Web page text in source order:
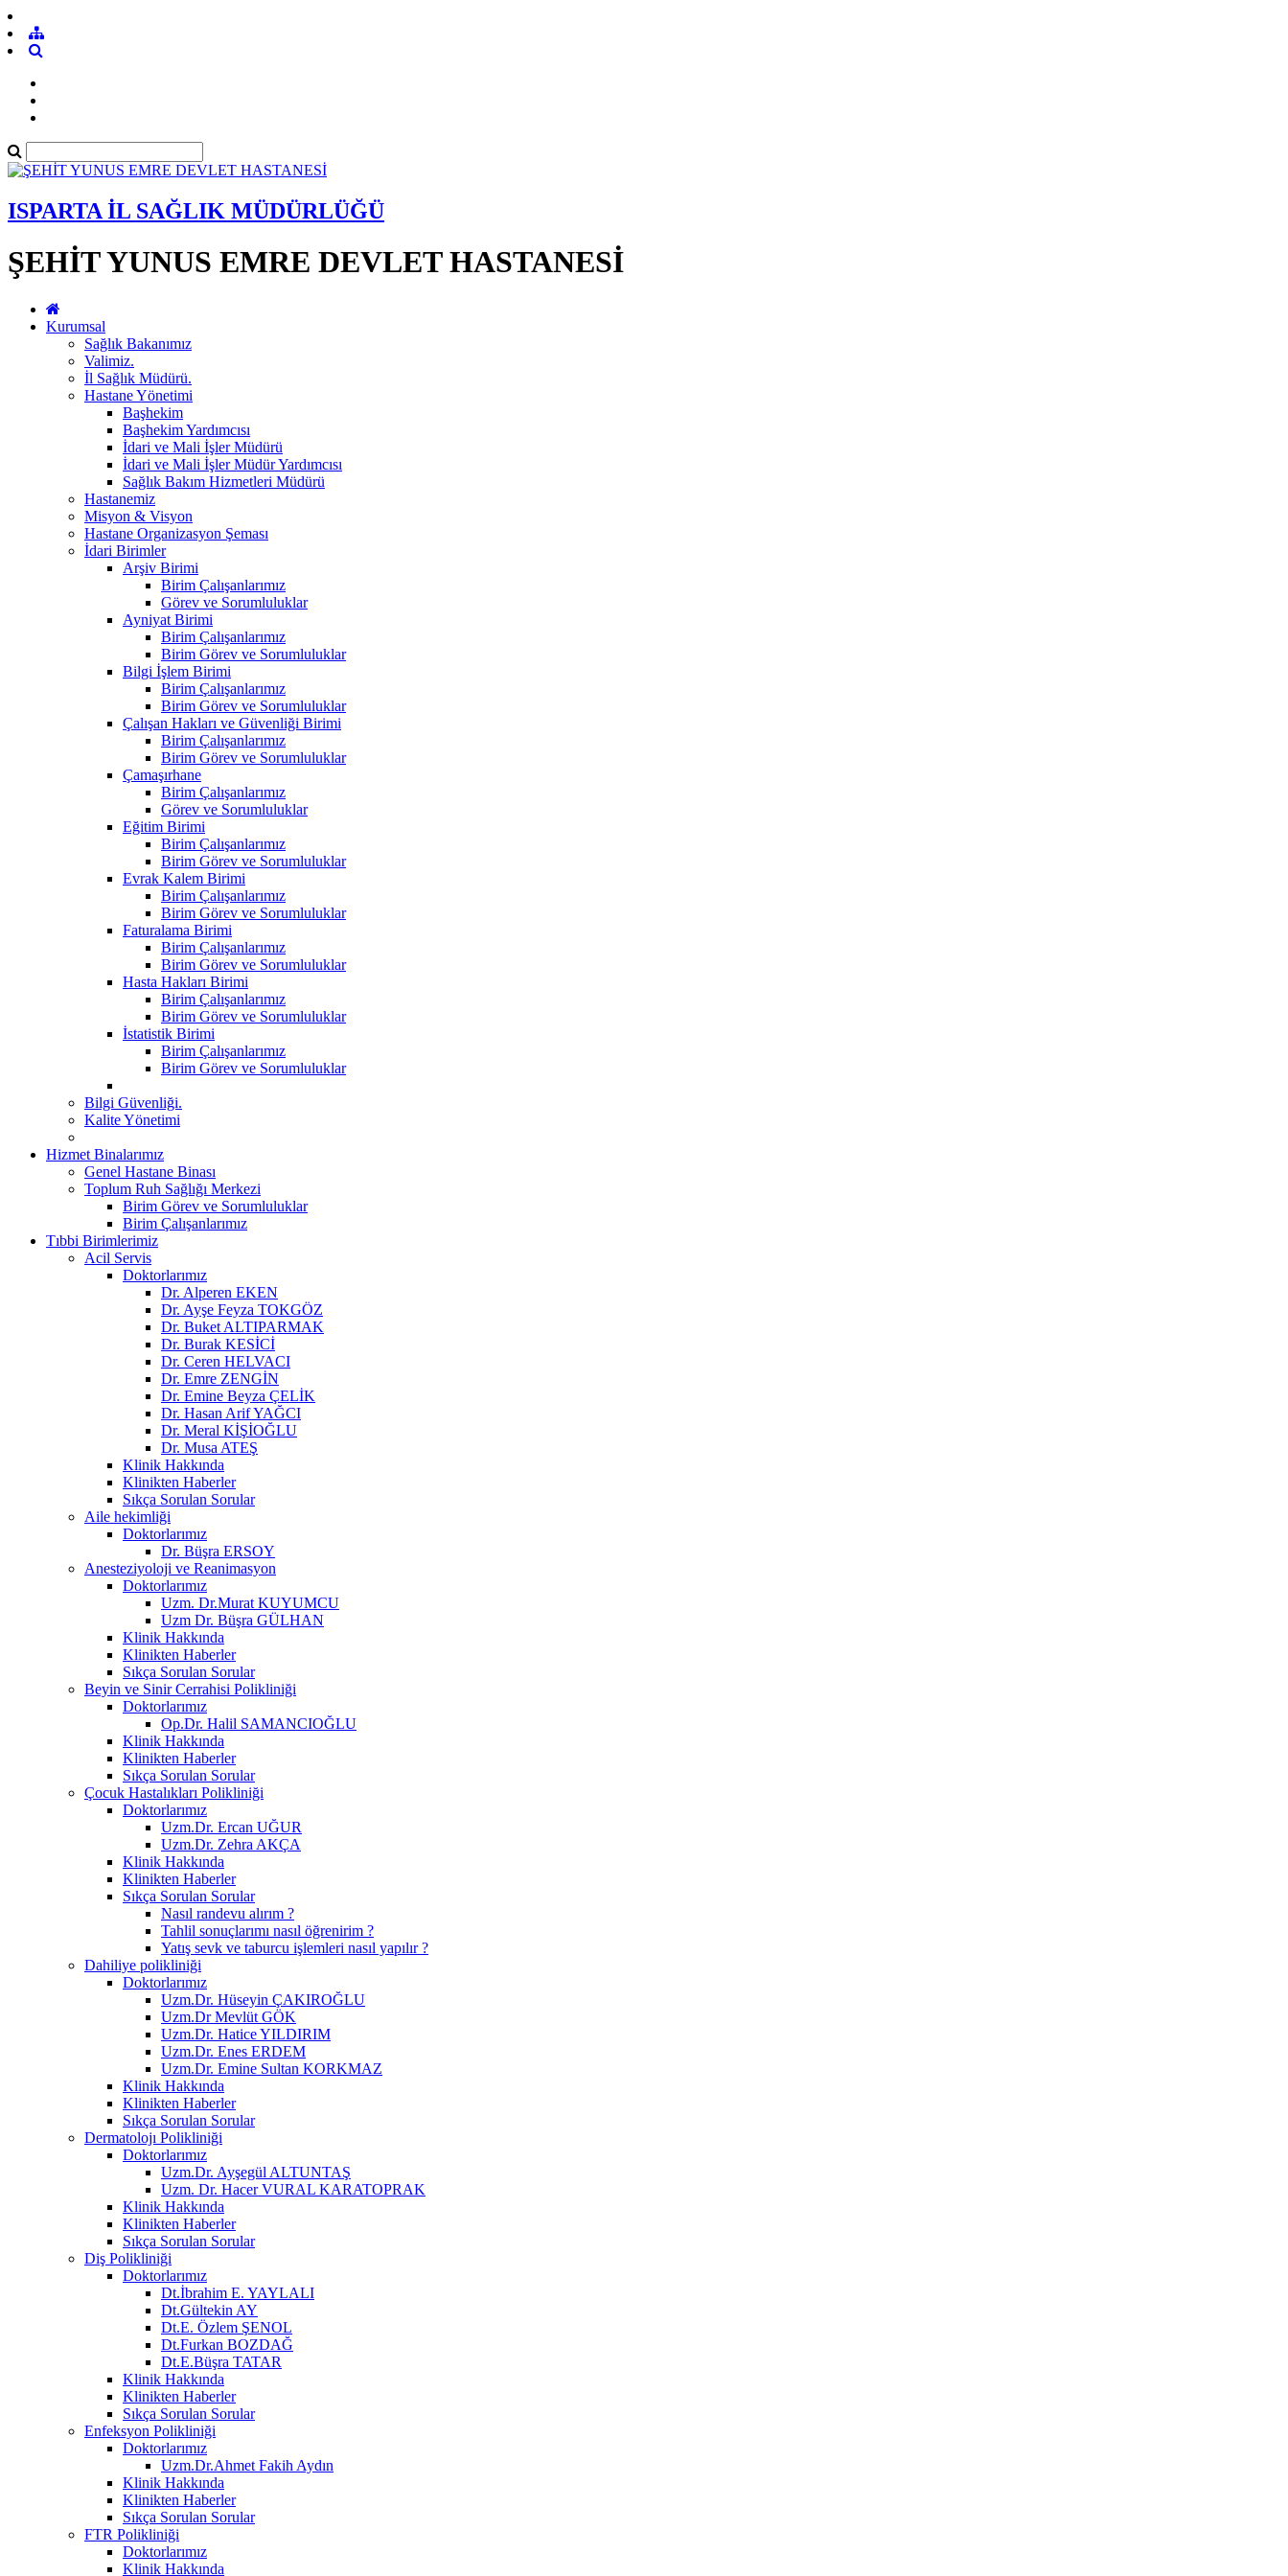
ISPARTA İL SAĞLIK MÜDÜRLÜĞÜ
ŞEHİT YUNUS EMRE DEVLET HASTANESİ
Kurumsal
Sağlık Bakanımız
Valimiz.
İl Sağlık Müdürü.
Hastane Yönetimi
Başhekim
Başhekim Yardımcısı
İdari ve Mali İşler Müdürü
İdari ve Mali İşler Müdür Yardımcısı
Sağlık Bakım Hizmetleri Müdürü
Hastanemiz
Misyon & Visyon
Hastane Organizasyon Şeması
İdari Birimler
Arşiv Birimi
Birim Çalışanlarımız
Görev ve Sorumluluklar
Ayniyat Birimi
Birim Çalışanlarımız
Birim Görev ve Sorumluluklar
Bilgi İşlem Birimi
Birim Çalışanlarımız
Birim Görev ve Sorumluluklar
Çalışan Hakları ve Güvenliği Birimi
Birim Çalışanlarımız
Birim Görev ve Sorumluluklar
Çamaşırhane
Birim Çalışanlarımız
Görev ve Sorumluluklar
Eğitim Birimi
Birim Çalışanlarımız
Birim Görev ve Sorumluluklar
Evrak Kalem Birimi
Birim Çalışanlarımız
Birim Görev ve Sorumluluklar
Faturalama Birimi
Birim Çalışanlarımız
Birim Görev ve Sorumluluklar
Hasta Hakları Birimi
Birim Çalışanlarımız
Birim Görev ve Sorumluluklar
İstatistik Birimi
Birim Çalışanlarımız
Birim Görev ve Sorumluluklar
Bilgi Güvenliği.
Kalite Yönetimi
Hizmet Binalarımız
Genel Hastane Binası
Toplum Ruh Sağlığı Merkezi
Birim Görev ve Sorumluluklar
Birim Çalışanlarımız
Tıbbi Birimlerimiz
Acil Servis
Doktorlarımız
Dr. Alperen EKEN
Dr. Ayşe Feyza TOKGÖZ
Dr. Buket ALTIPARMAK
Dr. Burak KESİCİ
Dr. Ceren HELVACI
Dr. Emre ZENGİN
Dr. Emine Beyza ÇELİK
Dr. Hasan Arif YAĞCI
Dr. Meral KİŞİOĞLU
Dr. Musa ATEŞ
Klinik Hakkında
Klinikten Haberler
Sıkça Sorulan Sorular
Aile hekimliği
Doktorlarımız
Dr. Büşra ERSOY
Anesteziyoloji ve Reanimasyon
Doktorlarımız
Uzm. Dr.Murat KUYUMCU
Uzm Dr. Büşra GÜLHAN
Klinik Hakkında
Klinikten Haberler
Sıkça Sorulan Sorular
Beyin ve Sinir Cerrahisi Polikliniği
Doktorlarımız
Op.Dr. Halil SAMANCIOĞLU
Klinik Hakkında
Klinikten Haberler
Sıkça Sorulan Sorular
Çocuk Hastalıkları Polikliniği
Doktorlarımız
Uzm.Dr. Ercan UĞUR
Uzm.Dr. Zehra AKÇA
Klinik Hakkında
Klinikten Haberler
Sıkça Sorulan Sorular
Nasıl randevu alırım ?
Tahlil sonuçlarımı nasıl öğrenirim ?
Yatış sevk ve taburcu işlemleri nasıl yapılır ?
Dahiliye polikliniği
Doktorlarımız
Uzm.Dr. Hüseyin ÇAKIROĞLU
Uzm.Dr Mevlüt GÖK
Uzm.Dr. Hatice YILDIRIM
Uzm.Dr. Enes ERDEM
Uzm.Dr. Emine Sultan KORKMAZ
Klinik Hakkında
Klinikten Haberler
Sıkça Sorulan Sorular
Dermatolojı Polikliniği
Doktorlarımız
Uzm.Dr. Ayşegül ALTUNTAŞ
Uzm. Dr. Hacer VURAL KARATOPRAK
Klinik Hakkında
Klinikten Haberler
Sıkça Sorulan Sorular
Diş Polikliniği
Doktorlarımız
Dt.İbrahim E. YAYLALI
Dt.Gültekin AY
Dt.E. Özlem ŞENOL
Dt.Furkan BOZDAĞ
Dt.E.Büşra TATAR
Klinik Hakkında
Klinikten Haberler
Sıkça Sorulan Sorular
Enfeksyon Polikliniği
Doktorlarımız
Uzm.Dr.Ahmet Fakih Aydın
Klinik Hakkında
Klinikten Haberler
Sıkça Sorulan Sorular
FTR Polikliniği
Doktorlarımız
Klinik Hakkında